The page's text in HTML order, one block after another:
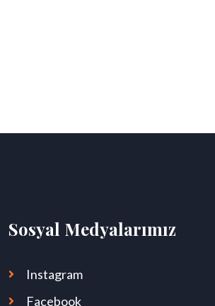
Sosyal Medyalarımız
Instagram
Facebook